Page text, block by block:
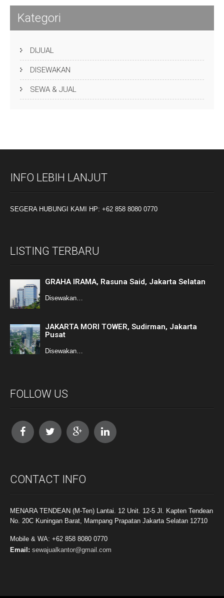
Kategori
DIJUAL
DISEWAKAN
SEWA & JUAL
INFO LEBIH LANJUT
SEGERA HUBUNGI KAMI HP: +62 858 8080 0770
LISTING TERBARU
GRAHA IRAMA, Rasuna Said, Jakarta Selatan
Disewakan…
JAKARTA MORI TOWER, Sudirman, Jakarta
Pusat
Disewakan…
FOLLOW US
CONTACT INFO
MENARA TENDEAN (M-Ten) Lantai. 12 Unit. 12-5 Jl. Kapten Tendean
No. 20C Kuningan Barat, Mampang Prapatan Jakarta Selatan 12710
Mobile & WA: +62 858 8080 0770
Email: sewajualkantor@gmail.com